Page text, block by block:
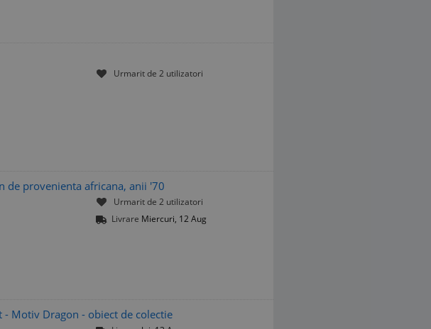
Urmarit de 2 utilizatori
de provenienta africana, anii '70
Urmarit de 2 utilizatori
Livrare Miercuri, 12 Aug
Motiv Dragon - obiect de colectie